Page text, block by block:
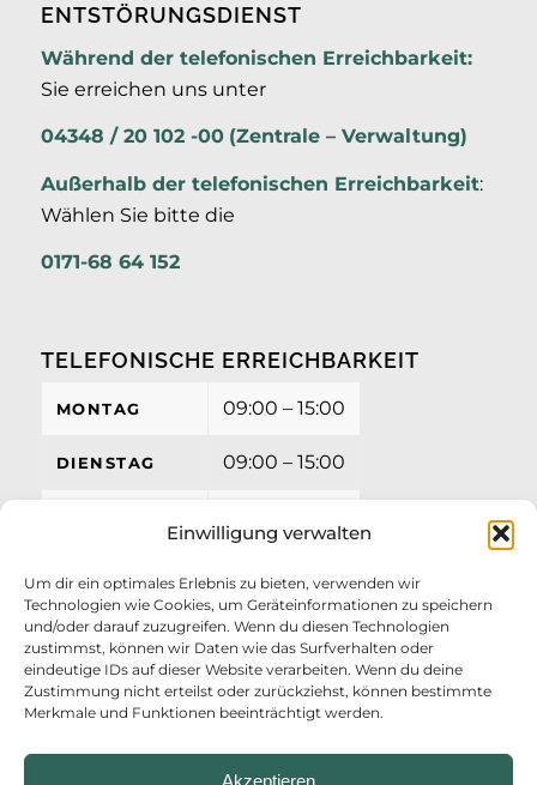
Einwilligung verwalten
Um dir ein optimales Erlebnis zu bieten, verwenden wir
Technologien wie Cookies, um Geräteinformationen zu speichern
und/oder darauf zuzugreifen. Wenn du diesen Technologien
zustimmst, können wir Daten wie das Surfverhalten oder
eindeutige IDs auf dieser Website verarbeiten. Wenn du deine
Zustimmung nicht erteilst oder zurückziehst, können bestimmte
Merkmale und Funktionen beeinträchtigt werden.
Akzeptieren
ENTSTÖRUNGSDIENST
Während der telefonischen Erreichbarkeit:
Sie erreichen uns unter
04348 / 20 102 -00 (Zentrale – Verwaltung)
Außerhalb der telefonischen Erreichbarkeit:
Wählen Sie bitte die
0171-68 64 152
TELEFONISCHE ERREICHBARKEIT
MONTAG 09:00 – 15:00
DIENSTAG 09:00 – 15:00
FREITAG 09:00 – 12:00